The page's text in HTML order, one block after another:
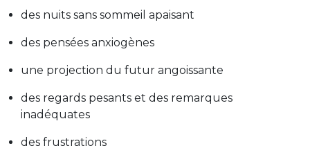
des nuits sans sommeil apaisant
des pensées anxiogènes
une projection du futur angoissante
des regards pesants et des remarques
inadéquates
des frustrations